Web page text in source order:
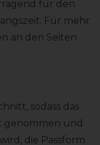
für den
Für mehr
an den Seiten
sodass das
genommen und
die Passform